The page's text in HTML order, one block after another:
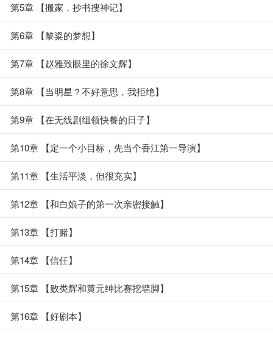
第5章 【搬家，抄书搜神记】
第6章 【黎粢的梦想】
第7章 【赵雅致眼里的徐文辉】
第8章 【当明星？不好意思，我拒绝】
第9章 【在无线剧组领快餐的日子】
第10章 【定一个小目标，先当个香江第一导演】
第11章 【生活平淡，但很充实】
第12章 【和白娘子的第一次亲密接触】
第13章 【打赌】
第14章 【信任】
第15章 【败类辉和黄元绅比赛挖墙脚】
第16章 【好剧本】